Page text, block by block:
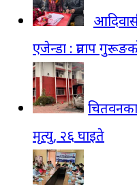
एजेन्डा : प्रताप
मृत्यु, २६ घाइते